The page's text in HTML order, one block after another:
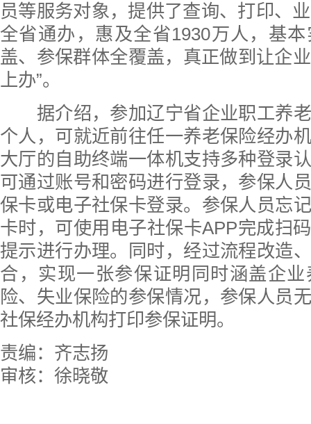
员等服务对象，提供了查询、打印、
全省通办，惠及全省1930万人，基
盖、参保群体全覆盖，真正做到让企
上办”。
据介绍，参加辽宁省企业职工养老
个人，可就近前往任一养老保险经办
大厅的自助终端一体机支持多种登录
可通过账号和密码进行登录，参保人
保卡或电子社保卡登录。参保人员忘
卡时，可使用电子社保卡APP完成扫
提示进行办理。同时，经过流程改造
合，实现一张参保证明同时涵盖企
险、失业保险的参保情况，参保人员
社保经办机构打印参保证明。
责编：齐志扬
审核：徐晓敬